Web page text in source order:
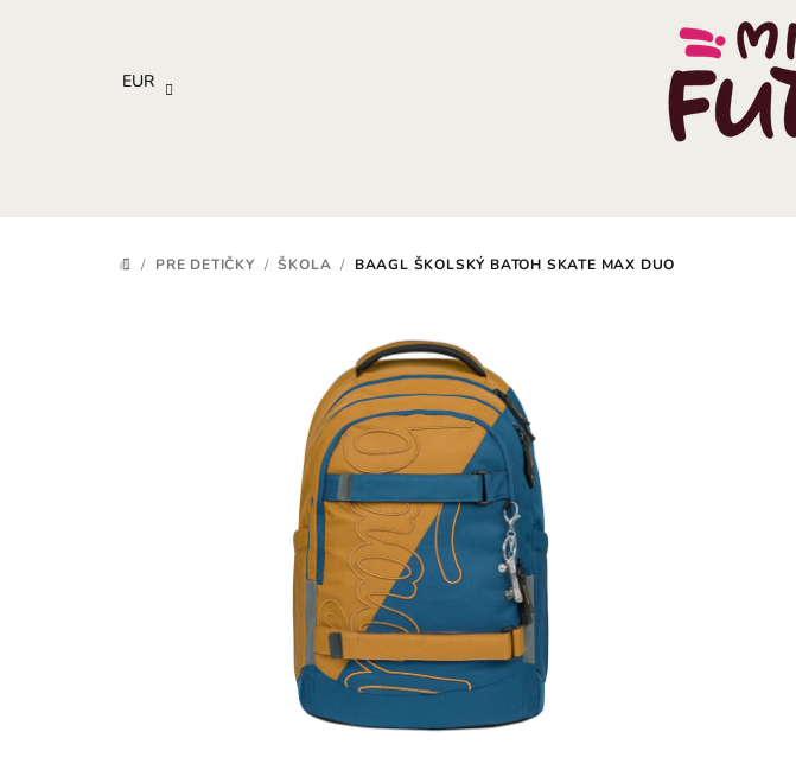
EUR
DOMOV
/ PRE DETIČKY / ŠKOLA / BAAGL ŠKOLSKÝ BATOH SKATE MAX DUO